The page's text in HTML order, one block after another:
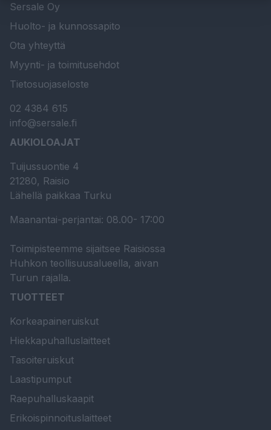
Sersale Oy
Huolto- ja kunnossapito
Ota yhteyttä
Myynti- ja toimitusehdot
Tietosuojaseloste
02 4384 615
info@sersale.fi
AUKIOLOAJAT
Tuijussuontie 4
21280, Raisio
Lähellä paikkaa Turku
Maanantai-perjantai: 08.00- 17:00
Toimipisteemme sijaitsee Raisiossa
Huhkon teollisuusalueella, aivan
Turun rajalla.
TUOTTEET
Korkeapaineruiskut
Hiekkapuhalluslaitteet
Tasoiteruiskut
Laastipumput
Raepuhalluskaapit
Erikoispinnoituslaitteet